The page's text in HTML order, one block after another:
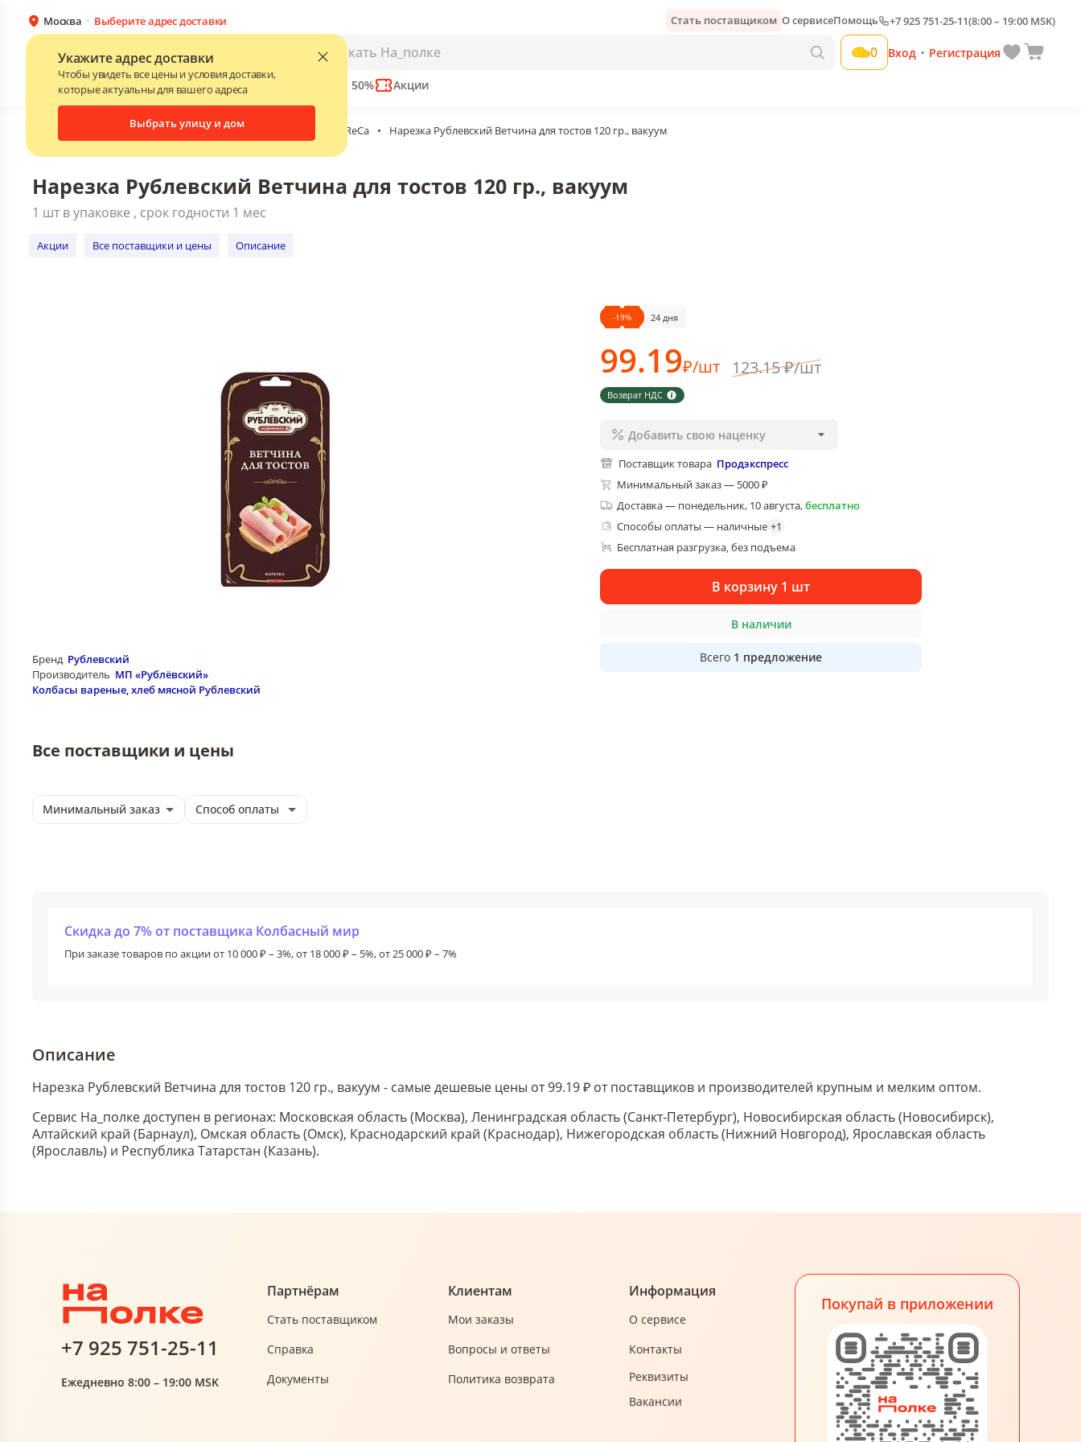
Москва Выберите адрес доставки
Укажите адрес доставки
Чтобы увидеть все цены и условия доставки,
которые актуальны для вашего адреса
Выбрать улицу и дом
Стать поставщиком О сервисеПомощь +7 925 751-25-11(8:00 – 19:00 MSK)
Каталог 0 Вход • Регистрация
БрендыПрайс-листы поставщиков Скидки до 50% Акции
Каталог • HoReCa • Колбасные изделия для HoReCa • Нарезка Рублевский Ветчина для тостов 120 гр., вакуум
Нарезка Рублевский Ветчина для тостов 120 гр., вакуум
Акции Все поставщики и цены
Добавить свою наценку
Нарезка Рублевский Ветчина для тостов 120 гр., вакуум
1 шт в упаковке , срок годности 1 мес
Акции Все поставщики и цены Описание
Бренд Рублевский
Производитель МП «Рублёвский»
Колбасы вареные, хлеб мясной Рублевский
-19% 24 дня
99.19₽/шт 123.15₽/шт
Возврат НДС
Добавить свою наценку
Поставщик товара Продэкспресс
Минимальный заказ — 5000 ₽
Доставка— понедельник, 10 августа,бесплатно
Способы оплаты — наличные +1
Бесплатная разгрузка, без подъема
В корзину 1 шт
В наличии
Всего 1 предложение
Все поставщики и цены
Минимальный заказ Способ оплаты
Скидка до 7% от поставщика Колбасный мир
При заказе товаров по акции от 10 000 ₽ – 3%, от 18 000 ₽ – 5%, от 25 000 ₽ – 7%
Описание
Нарезка Рублевский Ветчина для тостов 120 гр., вакуум - самые дешевые цены от 99.19 ₽ от поставщиков и производителей крупным и мелким оптом.
Сервис На_полке доступен в регионах: Московская область (Москва), Ленинградская область (Санкт-Петербург), Новосибирская область (Новосибирск),
Алтайский край (Барнаул), Омская область (Омск), Краснодарский край (Краснодар), Нижегородская область (Нижний Новгород), Ярославская область
(Ярославль) и Республика Татарстан (Казань).
+7 925 751-25-11
Ежедневно 8:00 – 19:00 MSK
Партнёрам
Стать поставщиком
Справка
Документы
Клиентам
Мои заказы
Вопросы и ответы
Политика возврата
Информация
О сервисе
Контакты
Реквизиты
Вакансии
Покупай в приложении